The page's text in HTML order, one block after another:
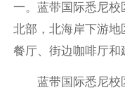
一。蓝带国际悉尼校
北部，北海岸下游
餐厅、街边咖啡厅和
蓝带国际悉尼校